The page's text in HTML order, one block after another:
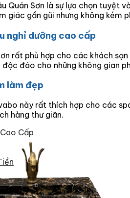
Cấp
Máy
Quán Sơn là sự lựa chọn tuyệt
giác gần gũi nhưng không kém
nghỉ dưỡng cao cấp
rất phù hợp cho các khách
đáo cho những không gian
làm đẹp
này rất thích hợp cho các
hàng thư giãn.